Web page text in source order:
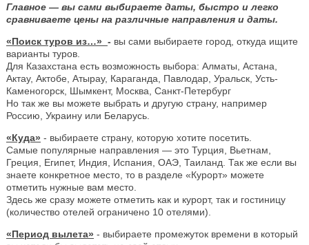
Главное — вы сами выбираете даты, быстро и легко
сравниваете цены на различные направления и даты.
«Поиск туров из…» - вы сами выбираете город, откуда ищите
варианты туров.
Для Казахстана есть возможность выбора: Алматы, Астана,
Актау, Актобе, Атырау, Караганда, Павлодар, Уральск, Усть-
Каменогорск, Шымкент, Москва, Санкт-Петербург
Но так же вы можете выбрать и другую страну, например
Россию, Украину или Беларусь.
«Куда» - выбираете страну, которую хотите посетить.
Самые популярные направления — это Турция, Вьетнам,
Греция, Египет, Индия, Испания, ОАЭ, Таиланд. Так же если вы
знаете конкретное место, то в разделе «Курорт» можете
отметить нужные вам место.
Здесь же сразу можете отметить как и курорт, так и гостиницу
(количество отелей ограничено 10 отелями).
«Период вылета» - выбираете промежуток времени в который